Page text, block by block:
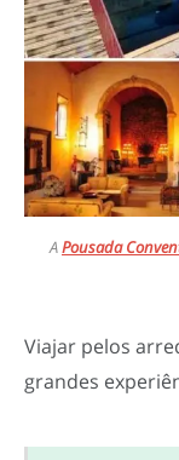
APousada
Viajar pelos
grandes